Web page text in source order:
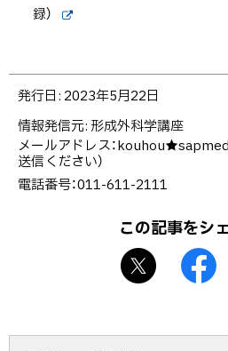
録）
イ
ト
ト
プ
に
戻
発行日: 2023年5月22日
情報発信元 形成外科学講座
メールアドレス：
送信ください）
電話番号：011-611-2111
この記事をシ